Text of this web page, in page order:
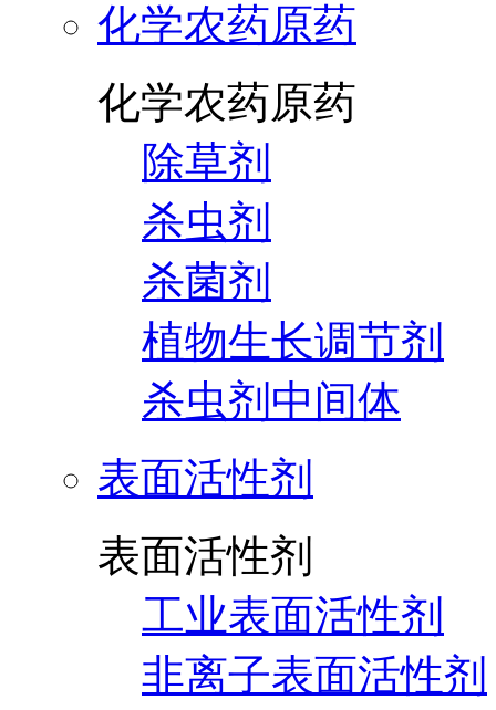
化学农药原药
化学农药原药
除草剂
杀虫剂
杀菌剂
植物生长调节剂
杀虫剂中间体
表面活性剂
表面活性剂
工业表面活性剂
非离子表面活性剂